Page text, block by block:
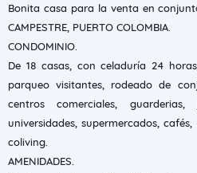
Bonita casa para la venta en
CAMPESTRE, PUERTO COLOMBIA.
CONDOMINIO.
De 18 casas, con celaduría 24
parqueo visitantes, rodeado de
centros comerciales, guarderias,
universidades, supermercados,
coliving.
AMENIDADES.